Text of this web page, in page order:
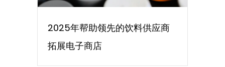
2025年帮助领先的饮料供应商
拓展电子商店